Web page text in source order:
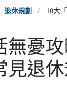
退休規劃 / 10大
無憂
見退